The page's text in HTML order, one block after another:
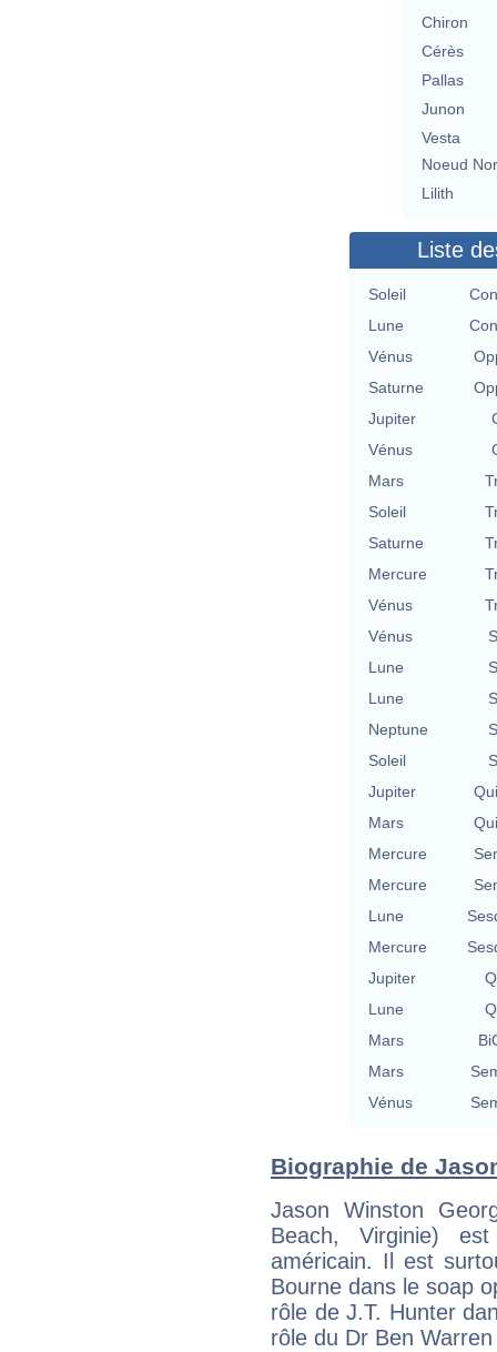
Chiron
Cérès
Pallas
Junon
Vesta
Noeud
Lilith
Liste
Soleil
Lune
Vénus
Saturne
Jupiter
Vénus
Mars
Soleil
Saturne
Mercure
Vénus
Vénus
Lune
Lune
Neptune
Soleil
Jupiter
Mars
Mercure
Mercure
Lune
Mercure
Jupiter
Lune
Mars
Mars
Vénus
Biographie de
Jason Winston
Beach, Virginie)
américain. Il est
Bourne dans le soap
rôle de J.T. Hunter
rôle du Dr Ben